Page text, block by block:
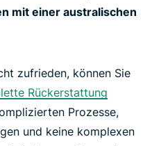
mit einer australischen
zufrieden, können Sie
Rückerstattung
Prozesse,
und keine komplexen